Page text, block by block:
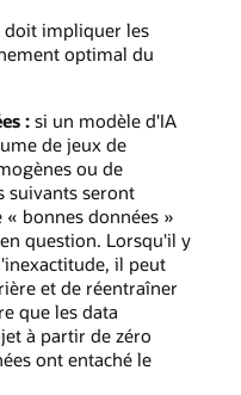
doit impliquer les
optimal du
:si un modèle d'IA
de jeux de
ou de
suivants seront
bonnes données »
question. Lorsqu'il y
il peut
et de réentraîner
que les data
à partir de zéro
ont entaché le